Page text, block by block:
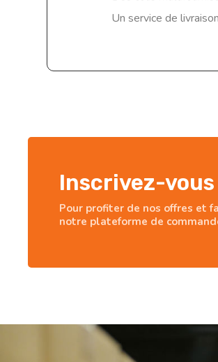
Un service de
Inscrivez-
Pour profiter de nos offres et
notre plateforme de